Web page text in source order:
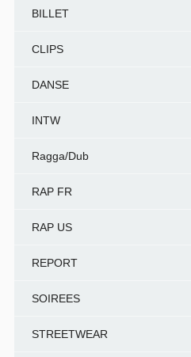
BILLET
CLIPS
DANSE
INTW
Ragga/Dub
RAP FR
RAP US
REPORT
SOIREES
STREETWEAR